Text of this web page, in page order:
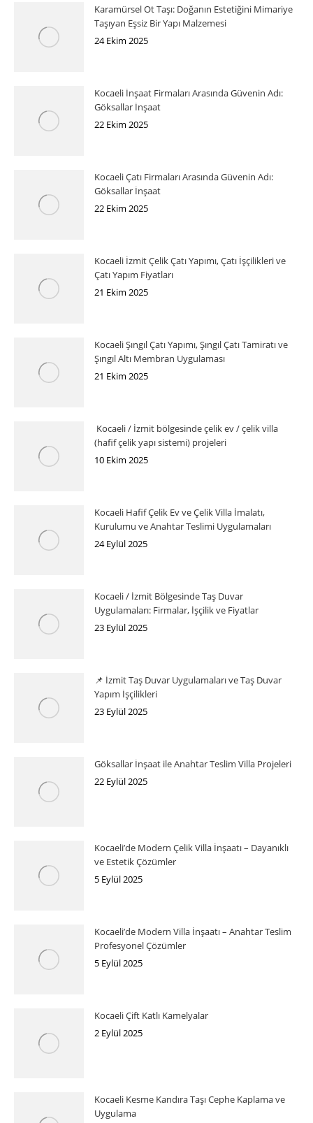
Karamürsel Ot Taşı: Doğanın Estetiğini Mimariye
Taşıyan Eşsiz Bir Yapı Malzemesi
24 Ekim 2025
Kocaeli İnşaat Firmaları Arasında Güvenin Adı:
Göksallar İnşaat
22 Ekim 2025
Kocaeli Çatı Firmaları Arasında Güvenin Adı:
Göksallar İnşaat
22 Ekim 2025
Kocaeli İzmit Çelik Çatı Yapımı, Çatı İşçilikleri ve
Çatı Yapım Fiyatları
21 Ekim 2025
Kocaeli Şıngıl Çatı Yapımı, Şıngıl Çatı Tamiratı ve
Şıngıl Altı Membran Uygulaması
21 Ekim 2025
Kocaeli / İzmit bölgesinde çelik ev / çelik villa
(hafif çelik yapı sistemi) projeleri
10 Ekim 2025
Kocaeli Hafif Çelik Ev ve Çelik Villa İmalatı,
Kurulumu ve Anahtar Teslimi Uygulamaları
24 Eylül 2025
Kocaeli / İzmit Bölgesinde Taş Duvar
Uygulamaları: Firmalar, İşçilik ve Fiyatlar
23 Eylül 2025
📌 İzmit Taş Duvar Uygulamaları ve Taş Duvar
Yapım İşçilikleri
23 Eylül 2025
Göksallar İnşaat ile Anahtar Teslim Villa Projeleri
22 Eylül 2025
Kocaeli’de Modern Çelik Villa İnşaatı – Dayanıklı
ve Estetik Çözümler
5 Eylül 2025
Kocaeli’de Modern Villa İnşaatı – Anahtar Teslim
Profesyonel Çözümler
5 Eylül 2025
Kocaeli Çift Katlı Kamelyalar
2 Eylül 2025
Kocaeli Kesme Kandıra Taşı Cephe Kaplama ve
Uygulama